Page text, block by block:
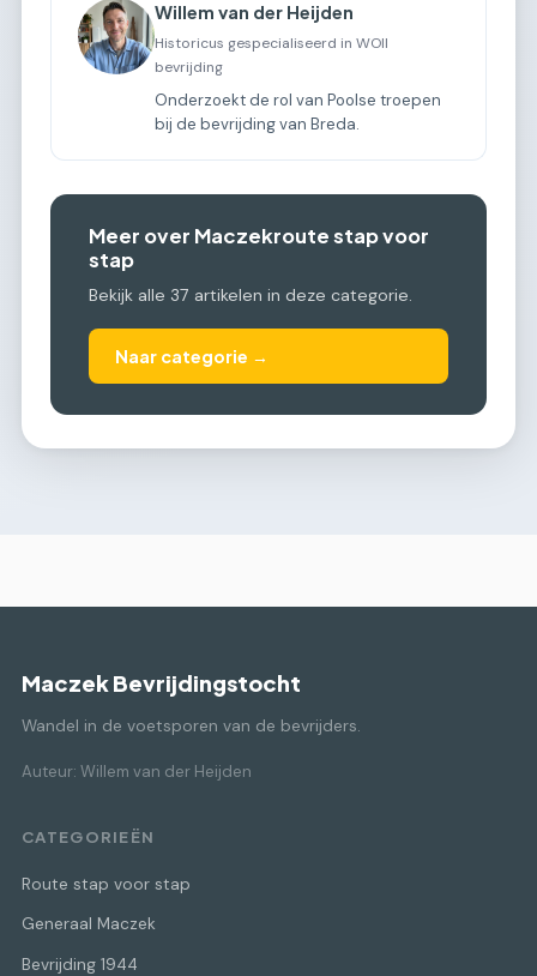
Willem van der Heijden
Historicus gespecialiseerd in WOII
bevrijding
Onderzoekt de rol van Poolse troepen
bij de bevrijding van Breda.
Meer over Maczekroute stap voor
stap
Bekijk alle 37 artikelen in deze categorie.
Naar categorie →
Maczek Bevrijdingstocht
Wandel in de voetsporen van de bevrijders.
Auteur: Willem van der Heijden
CATEGORIEËN
Route stap voor stap
Generaal Maczek
Bevrijding 1944